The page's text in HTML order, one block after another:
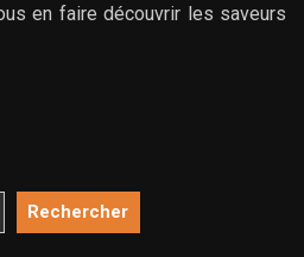
en faire découvrir les saveurs
Rechercher